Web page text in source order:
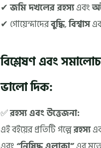
✔জমি দখলের রহস্যএবং
✔ গোয়েন্দাদেরবুদ্ধি,বিশ্বাস
বিশ্লেষণ এবং
ভালো দিক:
✅রহস্য এবং উত্তেজনা:
এই বইয়ের প্রতিটি গল্পেরহস্য